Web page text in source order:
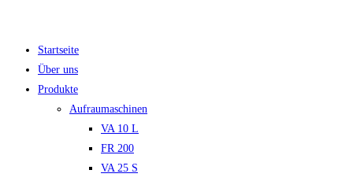
Startseite
Über uns
Produkte
Aufraumaschinen
VA 10 L
FR 200
VA 25 S